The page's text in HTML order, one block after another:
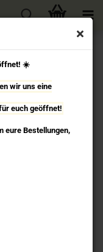
☀️
wir uns eine
euch geöffnet!
eure Bestellungen,
Song of